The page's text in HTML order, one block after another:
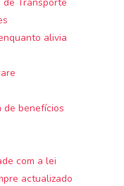
alivia
de benefícios
com a lei
actualizado